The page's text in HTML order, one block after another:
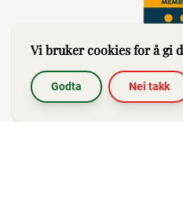
Vi bruker cookies for å gi
Godta Nei takk